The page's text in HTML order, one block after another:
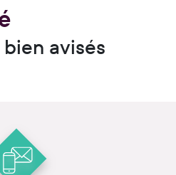
avisés